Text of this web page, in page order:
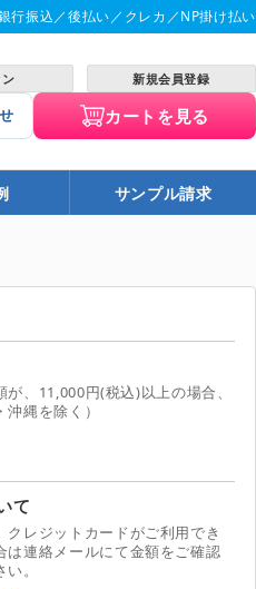
行振込／後払い／クレカ／NP掛け払い
新規会員登録
カートを見る
サンプル請求
、11,000円(税込)以上の場合、
縄を除く）
て
クレジットカードがご利用でき
は連絡メールにて金額をご確認
。